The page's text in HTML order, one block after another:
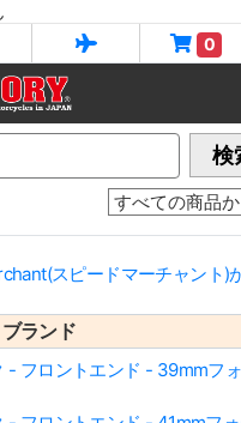
0
検
スピードマーチャント)
ランド
- フロントエンド - 39mmフ